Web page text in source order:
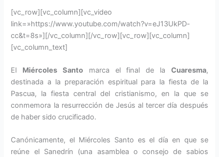
[vc_row][vc_column][vc_video
link=»https://www.youtube.com/watch?v=eJ13UkPD-
cc&t=8s»][/vc_column][/vc_row][vc_row][vc_column]
[vc_column_text]
El Miércoles Santomarca el final de la Cuaresma,
destinada a la preparación espiritual para la fiesta de la
Pascua, la fiesta central del cristianismo, en la que se
conmemora la resurrección de Jesús al tercer día después
de haber sido crucificado.
Canónicamente, el Miércoles Santo es el día en que se
reúne el Sanedrín (una asamblea o consejo de sabios